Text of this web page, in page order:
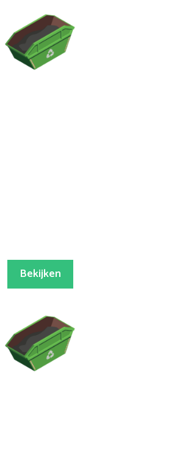
Bekijken